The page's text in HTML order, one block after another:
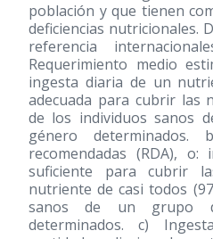
población y que tienen
deficiencias nutricionales.
referencia
Requerimiento medio
ingesta diaria de un
adecuada para cubrir las
de los individuos sanos
género determinados.
recomendadas (RDA),
suficiente para cubrir
nutriente de casi todos
sanos de un grupo
determinados. c)